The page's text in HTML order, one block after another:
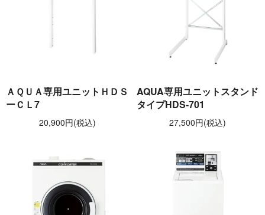
ＡＱＵＡ専用ユニットＨＤＳ
ーＣＬ7
20,900円(税込)
AQUA専用ユニットスタンド
タイプHDS-701
27,500円(税込)